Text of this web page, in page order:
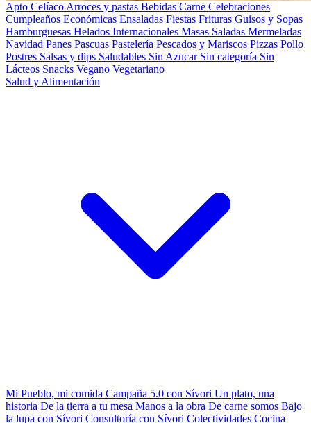
Apto Celíaco Arroces y pastas Bebidas Carne Celebraciones
Cumpleaños Económicas Ensaladas Fiestas Frituras Guisos y Sopas
Hamburguesas Helados Internacionales Masas Saladas Mermeladas
Navidad Panes Pascuas Pastelería Pescados y Mariscos Pizzas Pollo
Postres Salsas y dips Saludables Sin Azucar Sin categoría Sin
Lácteos Snacks Vegano Vegetariano
Salud y Alimentación
Mi Pueblo, mi comida Campaña 5.0 con Sívori Un plato, una
historia De la tierra a tu mesa Manos a la obra De carne somos Bajo
la lupa con Sívori Consultoría con Sívori Colectividades Cocina